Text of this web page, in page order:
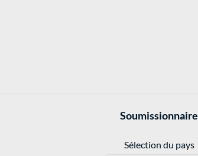
Soumissionnaire
Sélection du pays